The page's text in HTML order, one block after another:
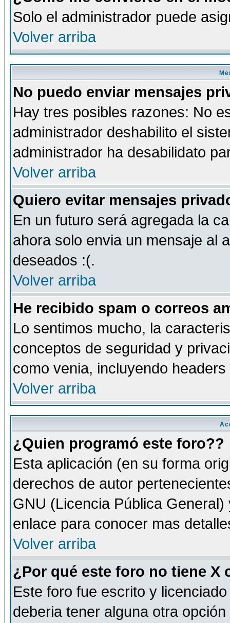
Solo el administrador puede
Volver arriba
No puedo enviar mensajes
Hay tres posibles razones: No
administrador deshabilito el
administrador ha desabilidato
Volver arriba
Quiero evitar mensajes
En un futuro será agregada la
ahora solo envia un mensaje al
deseados :(.
Volver arriba
He recibido spam o correos
Lo sentimos mucho, la
conceptos de seguridad y
como venia, incluyendo
Volver arriba
¿Quien programó este foro??
Esta aplicación (en su forma
derechos de autor
GNU (Licencia Pública
enlace para conocer mas
Volver arriba
¿Por qué este foro no tiene X
Este foro fue escrito y
deberia tener alguna otra